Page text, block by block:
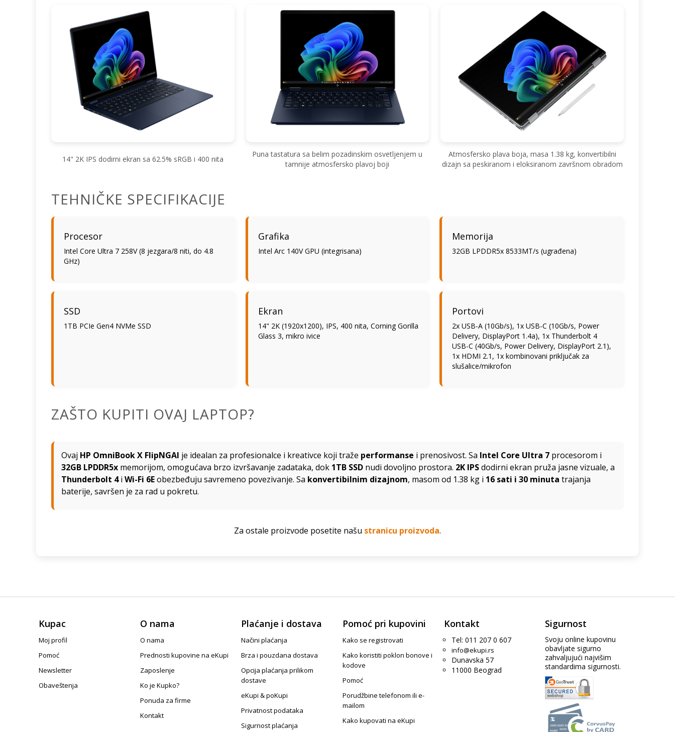
14" 2K IPS dodirni ekran sa 62.5% sRGB i 400 nita
Puna tastatura sa belim pozadinskim osvetljenjem u
tamnije atmosfersko plavoj boji
Atmosfersko plava boja, masa 1.38 kg, konvertibilni
dizajn sa peskiranom i eloksiranom završnom obradom
TEHNIČKE SPECIFIKACIJE
Procesor
Intel Core Ultra 7 258V (8 jezgara/8 niti, do 4.8
GHz)
Grafika
Intel Arc 140V GPU (integrisana)
Memorija
32GB LPDDR5x 8533MT/s (ugrađena)
SSD
1TB PCIe Gen4 NVMe SSD
Ekran
14" 2K (1920x1200), IPS, 400 nita, Corning Gorilla
Glass 3, mikro ivice
Portovi
2x USB-A (10Gb/s), 1x USB-C (10Gb/s, Power
Delivery, DisplayPort 1.4a), 1x Thunderbolt 4
USB-C (40Gb/s, Power Delivery, DisplayPort 2.1),
1x HDMI 2.1, 1x kombinovani priključak za
slušalice/mikrofon
ZAŠTO KUPITI OVAJ LAPTOP?
Ovaj HP OmniBook X FlipNGAI je idealan za profesionalce i kreativce koji traže performanse i prenosivost. Sa Intel Core Ultra 7 procesorom i
32GB LPDDR5x memorijom, omogućava brzo izvršavanje zadataka, dok 1TB SSD nudi dovoljno prostora. 2K IPSdodirni ekran pruža jasne vizuale, a
Thunderbolt 4i Wi-Fi 6Eobezbeđuju savremeno povezivanje. Sa konvertibilnim dizajnom, masom od 1.38 kg i 16 sati i 30 minuta trajanja
baterije, savršen je za rad u pokretu.
Za ostale proizvode posetite našu stranicu proizvoda.
Kupac
Moj profil
Pomoć
Newsletter
Obaveštenja
O nama
O nama
Prednosti kupovine na eKupi
Zaposlenje
Ko je Kupko?
Ponuda za firme
Kontakt
Plaćanje i dostava
Načini plaćanja
Brza i pouzdana dostava
Opcija plaćanja prilikom
dostave
eKupi & poKupi
Privatnost podataka
Sigurnost plaćanja
Pomoć pri kupovini
Kako se registrovati
Kako koristiti poklon bonove i
kodove
Pomoć
Porudžbine telefonom ili e-
mailom
Kako kupovati na eKupi
Kontakt
Tel: 011 207 0 607
info@ekupi.rs
Dunavska 57
11000 Beograd
Sigurnost
Svoju online kupovinu
obavljate sigurno
zahvaljujući najvišim
standardima sigurnosti.